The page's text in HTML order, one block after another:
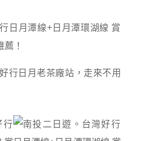
行日月老茶廠站，走來不用